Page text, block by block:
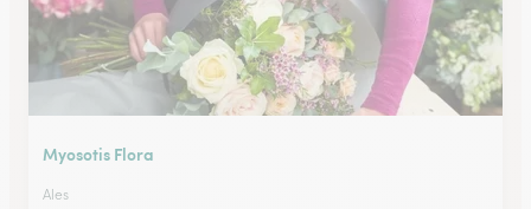
Myosotis Flora
Ales